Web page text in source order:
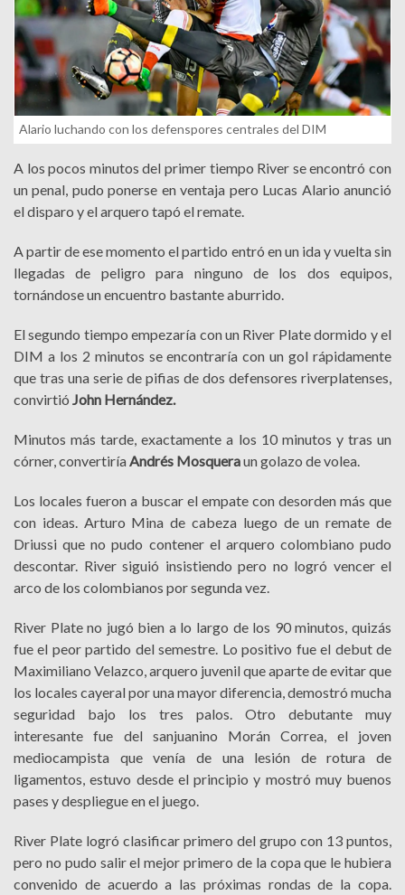
Alario luchando con los defenspores centrales del DIM
A los pocos minutos del primer tiempo River se encontró con
un penal, pudo ponerse en ventaja pero Lucas Alario anunció
el disparo y el arquero tapó el remate.
A partir de ese momento el partido entró en un ida y vuelta sin
llegadas de peligro para ninguno de los dos equipos,
tornándose un encuentro bastante aburrido.
El segundo tiempo empezaría con un River Plate dormido y el
DIM a los 2 minutos se encontraría con un gol rápidamente
que tras una serie de pifias de dos defensores riverplatenses,
convirtió John Hernández.
Minutos más tarde, exactamente a los 10 minutos y tras un
córner, convertiría Andrés Mosqueraun golazo de volea.
Los locales fueron a buscar el empate con desorden más que
con ideas. Arturo Mina de cabeza luego de un remate de
Driussi que no pudo contener el arquero colombiano pudo
descontar. River siguió insistiendo pero no logró vencer el
arco de los colombianos por segunda vez.
River Plate no jugó bien a lo largo de los 90 minutos, quizás
fue el peor partido del semestre. Lo positivo fue el debut de
Maximiliano Velazco, arquero juvenil que aparte de evitar que
los locales cayeral por una mayor diferencia, demostró mucha
seguridad bajo los tres palos. Otro debutante muy
interesante fue del sanjuanino Morán Correa, el joven
mediocampista que venía de una lesión de rotura de
ligamentos, estuvo desde el principio y mostró muy buenos
pases y despliegue en el juego.
River Plate logró clasificar primero del grupo con 13 puntos,
pero no pudo salir el mejor primero de la copa que le hubiera
convenido de acuerdo a las próximas rondas de la copa.